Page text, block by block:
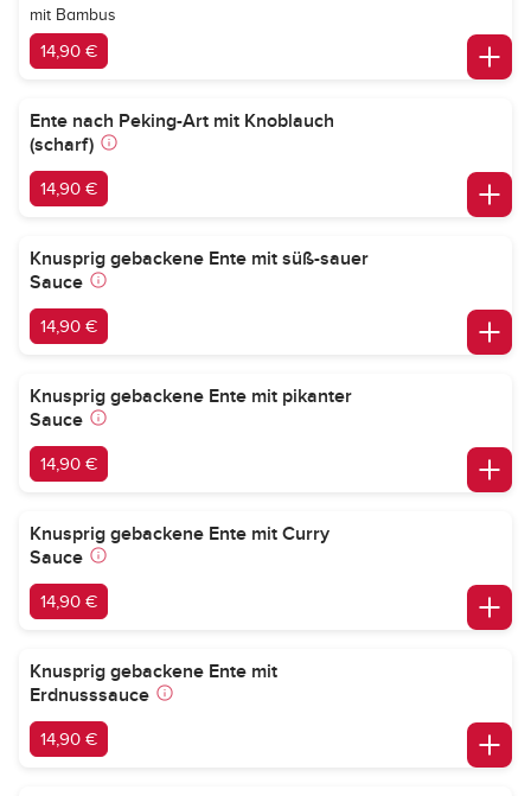
mit Bambus
14,90 €
Ente nach Peking-Art mit Knoblauch
(scharf)
14,90 €
Knusprig gebackene Ente mit süß-sauer
Sauce
14,90 €
Knusprig gebackene Ente mit pikanter
Sauce
14,90 €
Knusprig gebackene Ente mit Curry
Sauce
14,90 €
Knusprig gebackene Ente mit
Erdnusssauce
14,90 €